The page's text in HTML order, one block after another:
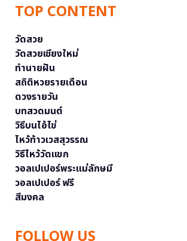
TOP CONTENT
วัดสวย
วัดสวยเชียงใหม่
ทำนายฝัน
สถิติหวยรายเดือน
ดวงรายวัน
บทสวดมนต์
วิธีบนไอ้ไข่
ไหว้ท้าวเวสสุวรรณ
วิธีไหว้วัดแขก
วอลเปเปอร์พระแม่ลักษมี
วอลเปเปอร์ ฟรี
สีมงคล